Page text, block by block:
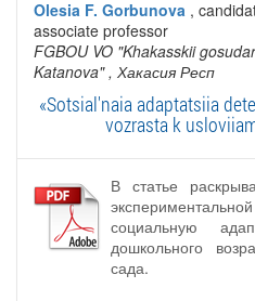
Olesia F. Gorbunova ,
associate professor
FGBOU VO "Khakasskii
Katanova" , Хакасия Респ
«Sotsial'naia adaptatsiia
vozrasta k
В статье
социальную
дошкольного
сада.